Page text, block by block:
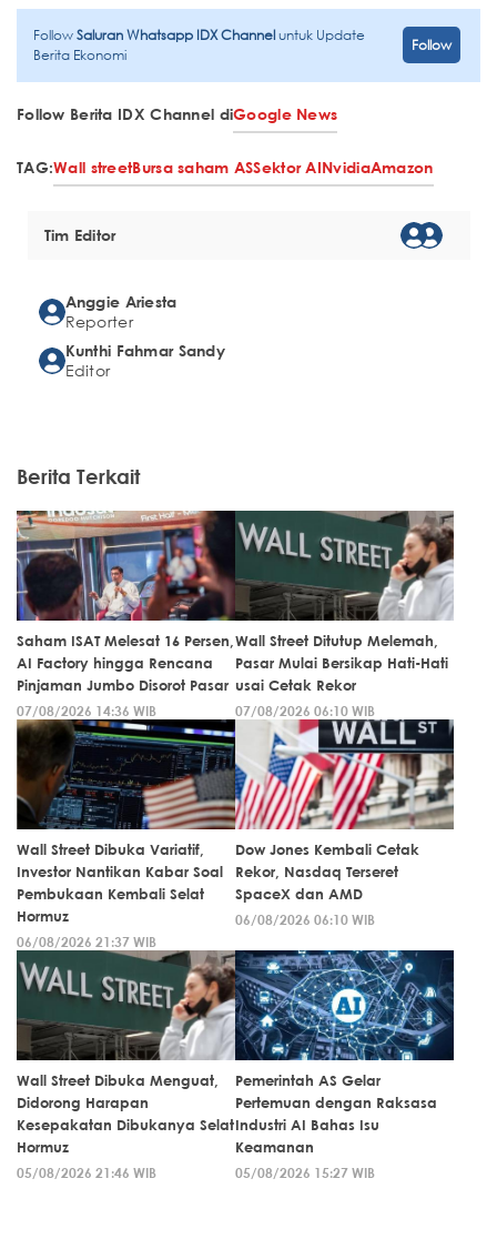
FollowSaluran Whatsapp IDX Channeluntuk Update
Berita Ekonomi
Follow
Follow Berita IDX Channel diGoogle News
TAG:Wall streetBursa saham ASSektor AINvidiaAmazon
Tim Editor
Anggie Ariesta
Reporter
Kunthi Fahmar Sandy
Editor
Berita Terkait
Saham ISAT Melesat 16 Persen,
AI Factory hingga Rencana
Pinjaman Jumbo Disorot Pasar
07/08/2026 14:36 WIB
Wall Street Ditutup Melemah,
Pasar Mulai Bersikap Hati-Hati
usai Cetak Rekor
07/08/2026 06:10 WIB
Wall Street Dibuka Variatif,
Investor Nantikan Kabar Soal
Pembukaan Kembali Selat
Hormuz
06/08/2026 21:37 WIB
Dow Jones Kembali Cetak
Rekor, Nasdaq Terseret
SpaceX dan AMD
06/08/2026 06:10 WIB
Wall Street Dibuka Menguat,
Didorong Harapan
Kesepakatan Dibukanya Selat
Hormuz
05/08/2026 21:46 WIB
Pemerintah AS Gelar
Pertemuan dengan Raksasa
Industri AI Bahas Isu
Keamanan
05/08/2026 15:27 WIB